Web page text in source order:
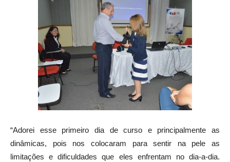
“Adorei esse primeiro dia de curso e principalmente as
dinâmicas, pois nos colocaram para sentir na pele as
limitações e dificuldades que eles enfrentam no dia-a-dia.